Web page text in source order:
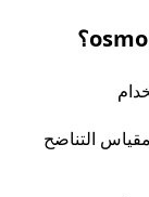
التناضح